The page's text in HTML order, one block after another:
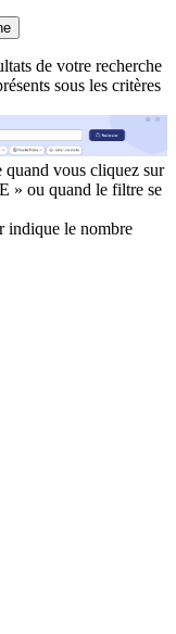
de votre recherche
sous les critères
quand vous cliquez sur
» ou quand le filtre se
indique le nombre